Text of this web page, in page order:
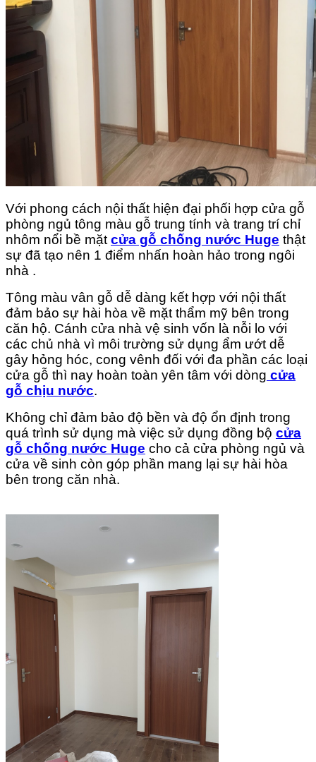
Với phong cách nội thất hiện đại phối hợp cửa gỗ
phòng ngủ tông màu gỗ trung tính và trang trí chỉ
nhôm nổi bề mặt cửa gỗ chống nước Huge thật
sự đã tạo nên 1 điểm nhấn hoàn hảo trong ngôi
nhà .
Tông màu vân gỗ dễ dàng kết hợp với nội thất
đảm bảo sự hài hòa về mặt thẩm mỹ bên trong
căn hộ. Cánh cửa nhà vệ sinh vốn là nỗi lo với
các chủ nhà vì môi trường sử dụng ẩm ướt dễ
gây hỏng hóc, cong vênh đối với đa phần các loại
cửa gỗ thì nay hoàn toàn yên tâm với dòng cửa
gỗ chịu nước.
Không chỉ đảm bảo độ bền và độ ổn định trong
quá trình sử dụng mà việc sử dụng đồng bộ cửa
gỗ chống nước Huge cho cả cửa phòng ngủ và
cửa về sinh còn góp phần mang lại sự hài hòa
bên trong căn nhà.